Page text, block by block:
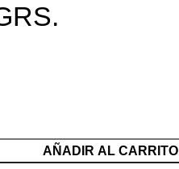
AÑADIR AL CARRITO